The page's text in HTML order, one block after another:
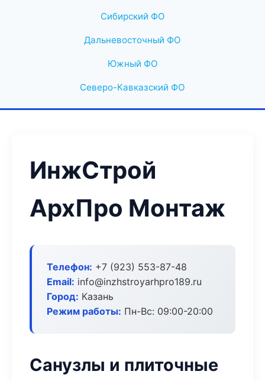
Сибирский ФО
Дальневосточный ФО
Южный ФО
Северо-Кавказский ФО
ИнжСтрой
АрхПро Монтаж
Телефон: +7 (923) 553-87-48
Email: info@inzhstroyarhpro189.ru
Город: Казань
Режим работы: Пн-Вс: 09:00-20:00
Санузлы и плиточные